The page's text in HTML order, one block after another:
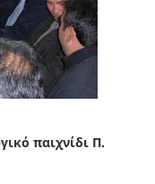
παιχνίδι Π.